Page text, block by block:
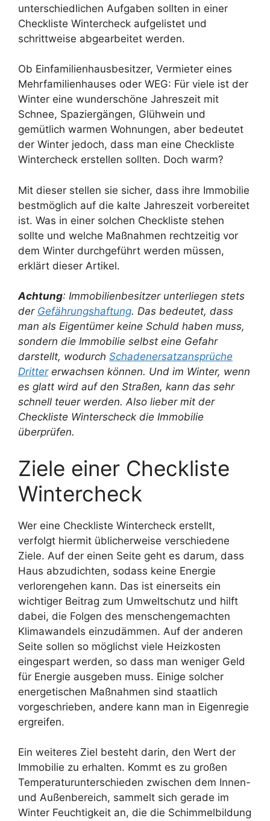
unterschiedlichen Aufgaben sollten in einer
Checkliste Wintercheck aufgelistet und
schrittweise abgearbeitet werden.
Ob Einfamilienhausbesitzer, Vermieter eines
Mehrfamilienhauses oder WEG: Für viele ist der
Winter eine wunderschöne Jahreszeit mit
Schnee, Spaziergängen, Glühwein und
gemütlich warmen Wohnungen, aber bedeutet
der Winter jedoch, dass man eine Checkliste
Wintercheck erstellen sollten. Doch warm?
Mit dieser stellen sie sicher, dass ihre Immobilie
bestmöglich auf die kalte Jahreszeit vorbereitet
ist. Was in einer solchen Checkliste stehen
sollte und welche Maßnahmen rechtzeitig vor
dem Winter durchgeführt werden müssen,
erklärt dieser Artikel.
Achtung: Immobilienbesitzer unterliegen stets
der Gefährungshaftung. Das bedeutet, dass
man als Eigentümer keine Schuld haben muss,
sondern die Immobilie selbst eine Gefahr
darstellt, wodurch Schadenersatzansprüche
Drittererwachsen können. Und im Winter, wenn
es glatt wird auf den Straßen, kann das sehr
schnell teuer werden. Also lieber mit der
Checkliste Winterscheck die Immobilie
überprüfen.
Ziele einer Checkliste
Wintercheck
Wer eine Checkliste Wintercheck erstellt,
verfolgt hiermit üblicherweise verschiedene
Ziele. Auf der einen Seite geht es darum, dass
Haus abzudichten, sodass keine Energie
verlorengehen kann. Das ist einerseits ein
wichtiger Beitrag zum Umweltschutz und hilft
dabei, die Folgen des menschengemachten
Klimawandels einzudämmen. Auf der anderen
Seite sollen so möglichst viele Heizkosten
eingespart werden, so dass man weniger Geld
für Energie ausgeben muss. Einige solcher
energetischen Maßnahmen sind staatlich
vorgeschrieben, andere kann man in Eigenregie
ergreifen.
Ein weiteres Ziel besteht darin, den Wert der
Immobilie zu erhalten. Kommt es zu großen
Temperaturunterschieden zwischen dem Innen-
und Außenbereich, sammelt sich gerade im
Winter Feuchtigkeit an, die die Schimmelbildung